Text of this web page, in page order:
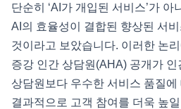
단순히 ‘AI가 개입된 서비스’가 아
AI의 효율성이 결합된 향상된 서
것이라고 보았습니다. 이러한 논
증강 인간 상담원(AHA) 공개가 인
상담원보다 우수한 서비스 품질
결과적으로 고객 참여를 더욱 높